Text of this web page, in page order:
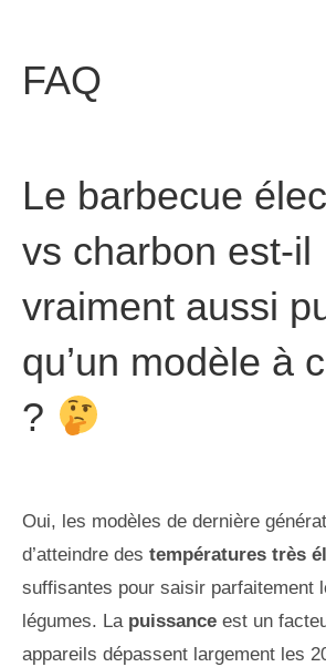
FAQ
Le barbecue
vs charbon est-il
vraiment aussi
qu’un modèle à
?
Oui, les modèles de dernière
d’atteindre des températures très
suffisantes pour saisir parfaitement
légumes. La puissance est un
appareils dépassent largement les